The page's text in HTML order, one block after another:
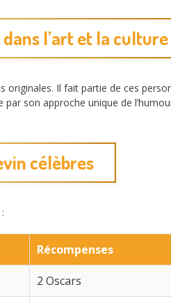
l’art et la culture
Il fait partie de ces
son approche unique de
célèbres
Récompenses
2 Oscars